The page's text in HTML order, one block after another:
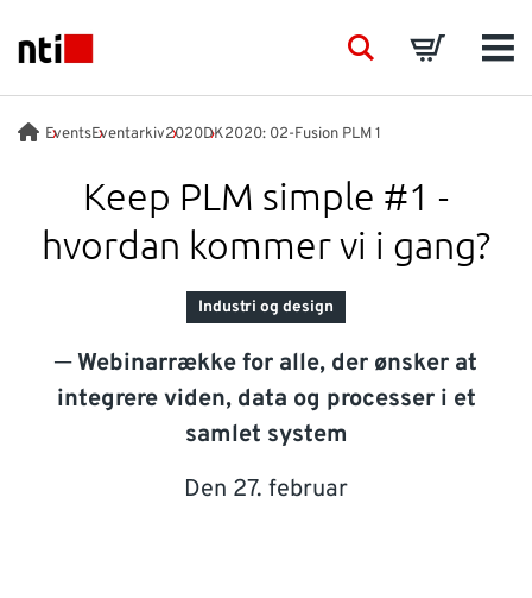
NTI logo
BRANCHER
RÅDGIVNING
PRODUKTER
ACADEMY
INDSIGT
SearchBasket
EventsEventarkiv2020DK2020: 02-Fusion PLM 1
Keep PLM simple #1 -
hvordan kommer vi i gang?
Industri og design
─ Webinarrække for alle, der ønsker at
integrere viden, data og processer i et
samlet system
Den 27. februar